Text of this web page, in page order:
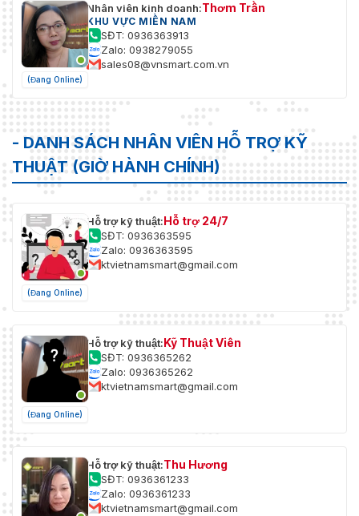
(Đang Online)
Nhân viên kinh doanh:Thơm Trần
KHU VỰC MIỀN NAM
SĐT: 0936363913
Zalo: 0938279055
sales08@vnsmart.com.vn
- DANH SÁCH NHÂN VIÊN HỖ TRỢ KỸ
THUẬT (GIỜ HÀNH CHÍNH)
(Đang Online)
Hỗ trợ kỹ thuật:Hỗ trợ 24/7
SĐT: 0936363595
Zalo: 0936363595
ktvietnamsmart@gmail.com
(Đang Online)
Hỗ trợ kỹ thuật:Kỹ Thuật Viên
SĐT: 0936365262
Zalo: 0936365262
ktvietnamsmart@gmail.com
Hỗ trợ kỹ thuật:Thu Hương
SĐT: 0936361233
Zalo: 0936361233
ktvietnamsmart@gmail.com